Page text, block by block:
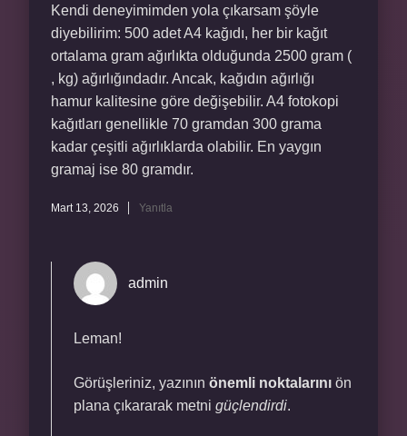
Kendi deneyimimden yola çıkarsam şöyle
diyebilirim: 500 adet A4 kağıdı, her bir kağıt
ortalama gram ağırlıkta olduğunda 2500 gram (
, kg) ağırlığındadır. Ancak, kağıdın ağırlığı
hamur kalitesine göre değişebilir. A4 fotokopi
kağıtları genellikle 70 gramdan 300 grama
kadar çeşitli ağırlıklarda olabilir. En yaygın
gramaj ise 80 gramdır.
Mart 13, 2026 Yanıtla
admin
Leman!
Görüşleriniz, yazının önemli noktalarını ön
plana çıkararak metni güçlendirdi.